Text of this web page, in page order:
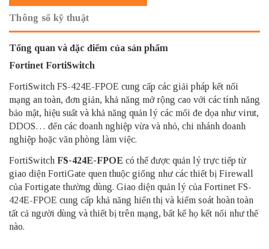
Thông số kỹ thuật
Tổng quan và đặc điểm của sản phẩm
Fortinet FortiSwitch
FortiSwitch FS-424E-FPOE cung cấp các giải pháp kết nối
mạng an toàn, đơn giản, khả năng mở rộng cao với các tính năng
bảo mật, hiệu suất và khả năng quản lý các mối đe dọa như virut,
DDOS… đến các doanh nghiệp vừa và nhỏ, chi nhánh doanh
nghiệp hoặc văn phòng làm việc.
FortiSwitch FS-424E-FPOE có thể được quản lý trực tiếp từ
giao diện FortiGate quen thuộc giống như các thiết bị Firewall
của Fortigate thường dùng. Giao diện quản lý của Fortinet FS-
424E-FPOE cung cấp khả năng hiển thị và kiểm soát hoàn toàn
tất cả người dùng và thiết bị trên mạng, bất kể họ kết nối như thế
nào.